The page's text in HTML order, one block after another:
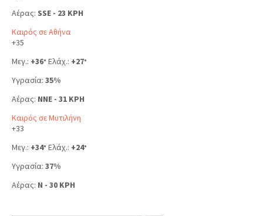
Αέρας: SSE - 23 KPH
Καιρός σε Αθήνα
+35
Μεγ.: +36° Ελάχ.: +27°
Υγρασία: 35%
Αέρας: NNE - 31 KPH
Καιρός σε Μυτιλήνη
+33
Μεγ.: +34° Ελάχ.: +24°
Υγρασία: 37%
Αέρας: N - 30 KPH